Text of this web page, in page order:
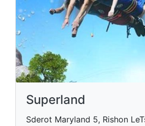
Superland
Sderot Maryland 5, Rishon